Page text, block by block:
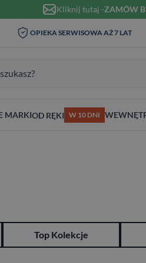
Kliknij tutaj -ZAMÓW
OPIEKA SERWISOWA AŻ 7 LAT
MARKIOD RĘKI W 10 DNI
Top Kolekcje